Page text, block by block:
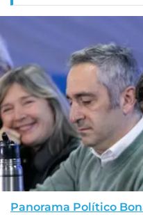
Panorama Político